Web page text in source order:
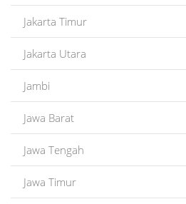
Jakarta Timur
Jakarta Utara
Jambi
Jawa Barat
Jawa Tengah
Jawa Timur